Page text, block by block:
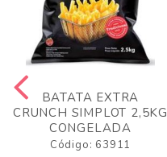
BATATA EXTRA
CRUNCH SIMPLOT 2,5KG
CONGELADA
Código: 63911